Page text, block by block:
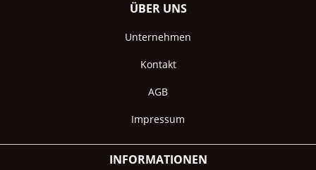
ÜBER UNS
Unternehmen
Kontakt
AGB
Impressum
INFORMATIONEN